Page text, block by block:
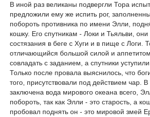
В иной раз великаны подвергли Тора
предложили ему же испить рог,
побороть противника по имени Элли,
кошку. Его спутникам - Локи и Тьяльви,
состязания в беге с Хуги и в пище с Логи.
отличающийся большой силой и
совладать с заданием, а спутники
Только после провала выяснилось, что
того, присутствовали под действием чар.
заключена вода мирового океана всего,
побороть, так как Элли - это старость, а
пробовал поднять он - это мировой змей